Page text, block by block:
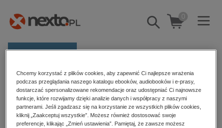
Pokaż/schowaj
wyszukiwarkę
0
E-prasa
Kategorie
Zobacz wszystkie E-prasa
budownictwo, aranżacja wnętrz
Strona główna Wydawnictwo Abyssos
Wydawnictwo Abyssos
Chcemy korzystać z plików cookies, aby zapewnić Ci najlepsze wrażenia
podczas przeglądania naszego katalogu ebooków, audiobooków i e-prasy,
dostarczać spersonalizowane rekomendacje oraz udostępniać Ci najnowsze
funkcje, które rozwijamy dzięki analizie danych i współpracy z naszymi
partnerami. Jeśli zgadzasz się na korzystanie ze wszystkich plików cookies,
kliknij „Zaakceptuj wszystkie”. Możesz również dostosować swoje
preferencje, klikając „Zmień ustawienia”. Pamiętaj, że zawsze możesz